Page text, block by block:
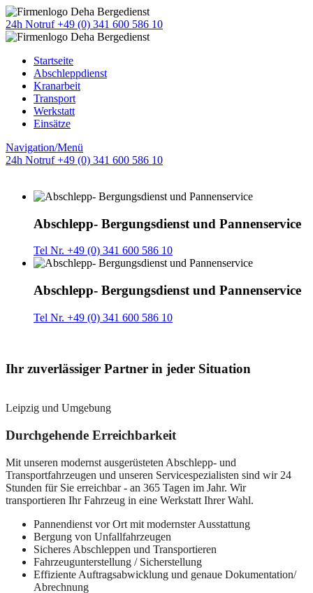
24h Notruf +49 (0) 341 600 586 10
Startseite
Abschleppdienst
Kranarbeit
Transport
Werkstatt
Einsätze
Navigation/Menü
24h Notruf +49 (0) 341 600 586 10
Abschlepp- Bergungsdienst und Pannenservice
Tel Nr. +49 (0) 341 600 586 10
Abschlepp- Bergungsdienst und Pannenservice
Tel Nr. +49 (0) 341 600 586 10
Ihr zuverlässiger Partner in jeder Situation
Leipzig und Umgebung
Durchgehende Erreichbarkeit
Mit unseren modernst ausgerüsteten Abschlepp- und
Transportfahrzeugen und unseren Servicespezialisten sind wir 24
Stunden für Sie erreichbar - an 365 Tagen im Jahr. Wir
transportieren Ihr Fahrzeug in eine Werkstatt Ihrer Wahl.
Pannendienst vor Ort mit modernster Ausstattung
Bergung von Unfallfahrzeugen
Sicheres Abschleppen und Transportieren
Fahrzeugunterstellung / Sicherstellung
Effiziente Auftragsabwicklung und genaue Dokumentation/
Abrechnung